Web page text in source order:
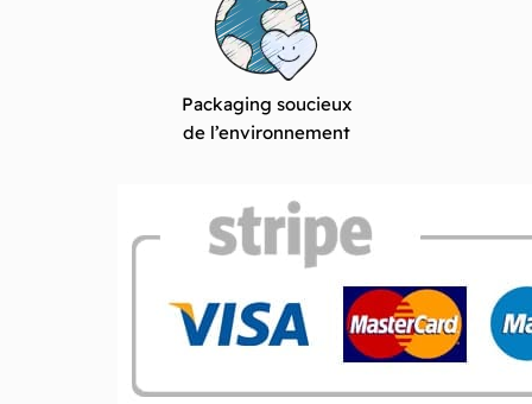
Packaging soucieux
de l’environnement